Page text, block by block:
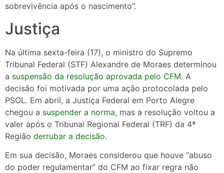
sobrevivência após o nascimento”.
Justiça
Na última sexta-feira (17), o ministro do Supremo
Tribunal Federal (STF) Alexandre de Moraes determinou
a suspensão da resolução aprovada pelo CFM. A
decisão foi motivada por uma ação protocolada pelo
PSOL. Em abril, a Justiça Federal em Porto Alegre
chegou a suspender a norma, mas a resolução voltou a
valer após o Tribunal Regional Federal (TRF) da 4ª
Região derrubar a decisão.
Em sua decisão, Moraes considerou que houve “abuso
do poder regulamentar” do CFM ao fixar regra não